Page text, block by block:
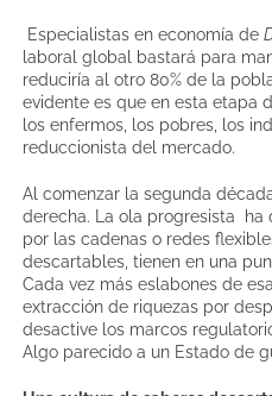
Especialistas en economía de
laboral global bastará para
reduciría al otro 80% de la
evidente es que en esta etapa
los enfermos, los pobres, los
reduccionista del mercado.
Al comenzar la segunda
derecha. La ola progresista ha
por las cadenas o redes
descartables, tienen en una
Cada vez más eslabones de
extracción de riquezas por
desactive los marcos
Algo parecido a un Estado de